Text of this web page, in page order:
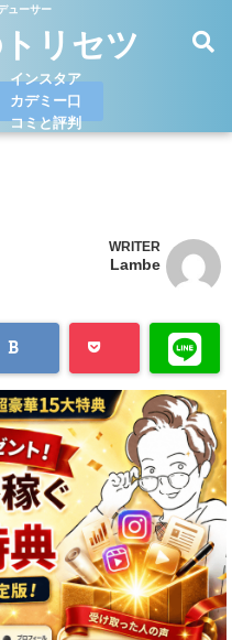
ューサー
リセツ
インスタア
カデミー口
コミと評判
WRITER
Lambe